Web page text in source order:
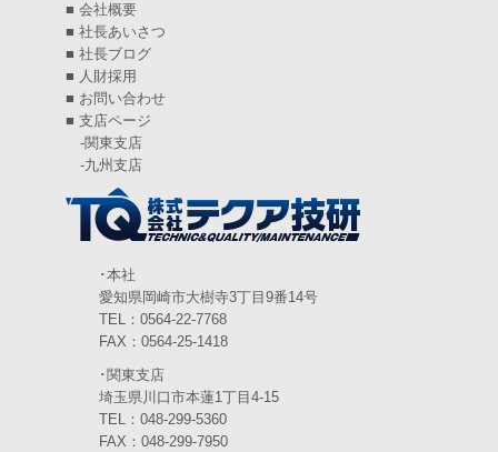
2024年7月(6)
2024年6月(4)
2024年5月(5)
2024年4月(5)
(6)
2024年2月(4)
(6)
2023年12月(3)
2023年10月(3)
2023年9月(4)
■ 会社概要
■ 社長あいさつ
■ 社長ブログ
■ 人財採用
■ お問い合わせ
■ 支店ページ
-関東支店
-九州支店
･本社
愛知県岡崎市大樹寺3丁目9番14号
TEL：0564-22-7768
FAX：0564-25-1418
･関東支店
埼玉県川口市本蓮1丁目4-15
TEL：048-299-5360
FAX：048-299-7950